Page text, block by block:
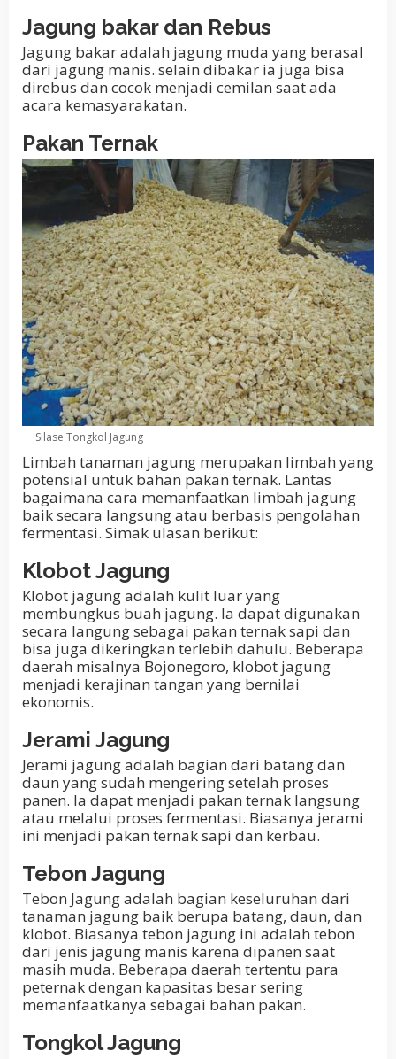
Jagung bakar dan Rebus
Jagung bakar adalah jagung muda yang berasal
dari jagung manis. selain dibakar ia juga bisa
direbus dan cocok menjadi cemilan saat ada
acara kemasyarakatan.
Pakan Ternak
Silase Tongkol Jagung
Limbah tanaman jagung merupakan limbah yang
potensial untuk bahan pakan ternak. Lantas
bagaimana cara memanfaatkan limbah jagung
baik secara langsung atau berbasis pengolahan
fermentasi. Simak ulasan berikut:
Klobot Jagung
Klobot jagung adalah kulit luar yang
membungkus buah jagung. Ia dapat digunakan
secara langung sebagai pakan ternak sapi dan
bisa juga dikeringkan terlebih dahulu. Beberapa
daerah misalnya Bojonegoro, klobot jagung
menjadi kerajinan tangan yang bernilai
ekonomis.
Jerami Jagung
Jerami jagung adalah bagian dari batang dan
daun yang sudah mengering setelah proses
panen. Ia dapat menjadi pakan ternak langsung
atau melalui proses fermentasi. Biasanya jerami
ini menjadi pakan ternak sapi dan kerbau.
Tebon Jagung
Tebon Jagung adalah bagian keseluruhan dari
tanaman jagung baik berupa batang, daun, dan
klobot. Biasanya tebon jagung ini adalah tebon
dari jenis jagung manis karena dipanen saat
masih muda. Beberapa daerah tertentu para
peternak dengan kapasitas besar sering
memanfaatkanya sebagai bahan pakan.
Tongkol Jagung